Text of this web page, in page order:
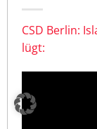
CSD Berlin:
lügt: